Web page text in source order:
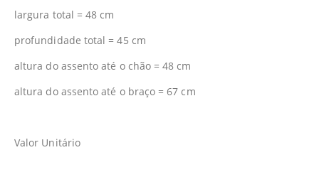
largura total = 48 cm
profundidade total = 45 cm
altura do assento até o chão = 48 cm
altura do assento até o braço = 67 cm
Valor Unitário